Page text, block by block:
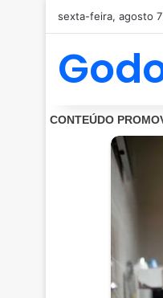
sexta-feira, agosto